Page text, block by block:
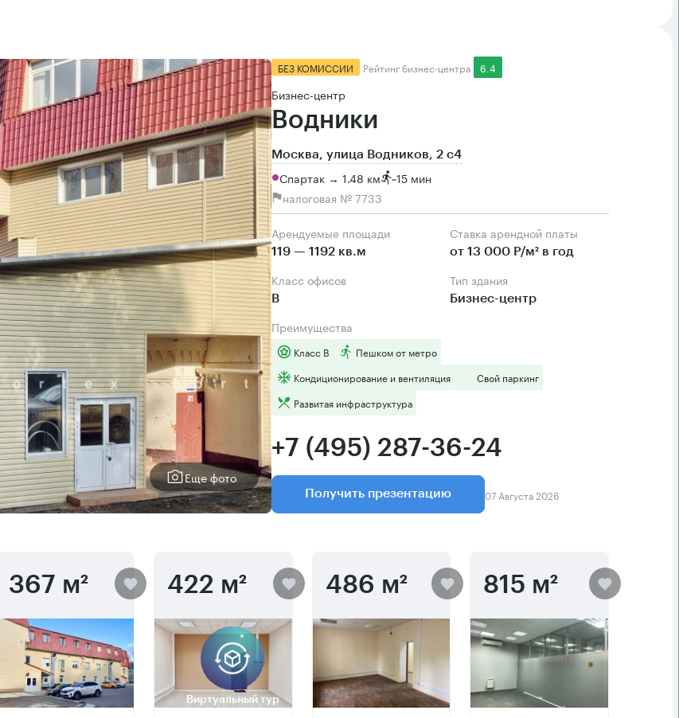
Еще фото
БЕЗ КОМИССИИ Рейтинг бизнес-центра 6.4
Бизнес-центр
Водники
Москва, улица Водников, 2 с4
Спартак → 1.48 км ~15 мин
налоговая № 7733
Арендуемые площади
119 — 1192 кв.м
Ставка арендной платы
от 13 000 Р/м² в год
Класс офисов
B
Тип здания
Бизнес-центр
Преимущества
Класс B
Пешком от метро
Кондиционирование и вентиляция
Свой паркинг
Развитая инфраструктура
+7 (495) 287-36-24
Получить презентацию 07 Августа 2026
367 м² 422 м²
Виртуальный тур
486 м² 815 м²